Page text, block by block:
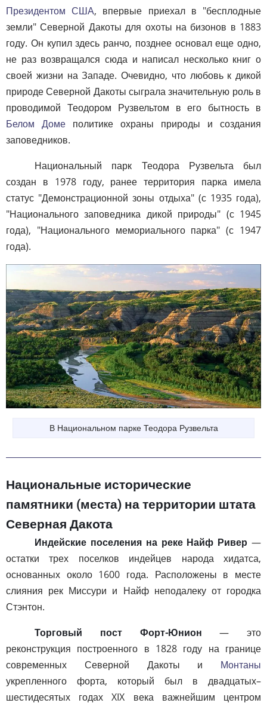
Президентом США, впервые приехал в "бесплодные
земли" Северной Дакоты для охоты на бизонов в 1883
году. Он купил здесь ранчо, позднее основал еще одно,
не раз возвращался сюда и написал несколько книг о
своей жизни на Западе. Очевидно, что любовь к дикой
природе Северной Дакоты сыграла значительную роль в
проводимой Теодором Рузвельтом в его бытность в
Белом Доме политике охраны природы и создания
заповедников.
Национальный парк Теодора Рузвельта был
создан в 1978 году, ранее территория парка имела
статус "Демонстрационной зоны отдыха" (с 1935 года),
"Национального заповедника дикой природы" (с 1945
года), "Национального мемориального парка" (с 1947
года).
В Национальном парке Теодора Рузвельта
Национальные исторические
памятники (места) на территории штата
Северная Дакота
Индейские поселения на реке Найф Ривер —
остатки трех поселков индейцев народа хидатса,
основанных около 1600 года. Расположены в месте
слияния рек Миссури и Найф неподалеку от городка
Стэнтон.
Торговый пост Форт-Юнион — это
реконструкция построенного в 1828 году на границе
современных Северной Дакоты и Монтаны
укрепленного форта, который был в двадцатых–
шестидесятых годах XIX века важнейшим центром